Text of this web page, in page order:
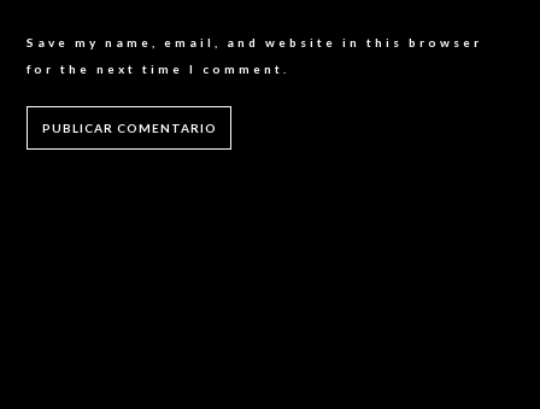
Save my name, email, and website in this browser
for the next time I comment.